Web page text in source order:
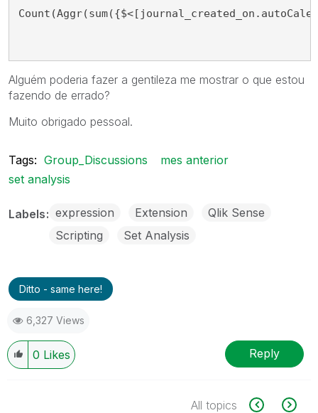
Alguém poderia fazer a gentileza me mostrar o que estou
fazendo de errado?
Muito obrigado pessoal.
Tags: Group_Discussions
mes anterior
set analysis
Labels expression Extension
Qlik Sense
Scripting
Set Analysis
Ditto - same here!
6,327 Views
0 Likes Reply
All topics